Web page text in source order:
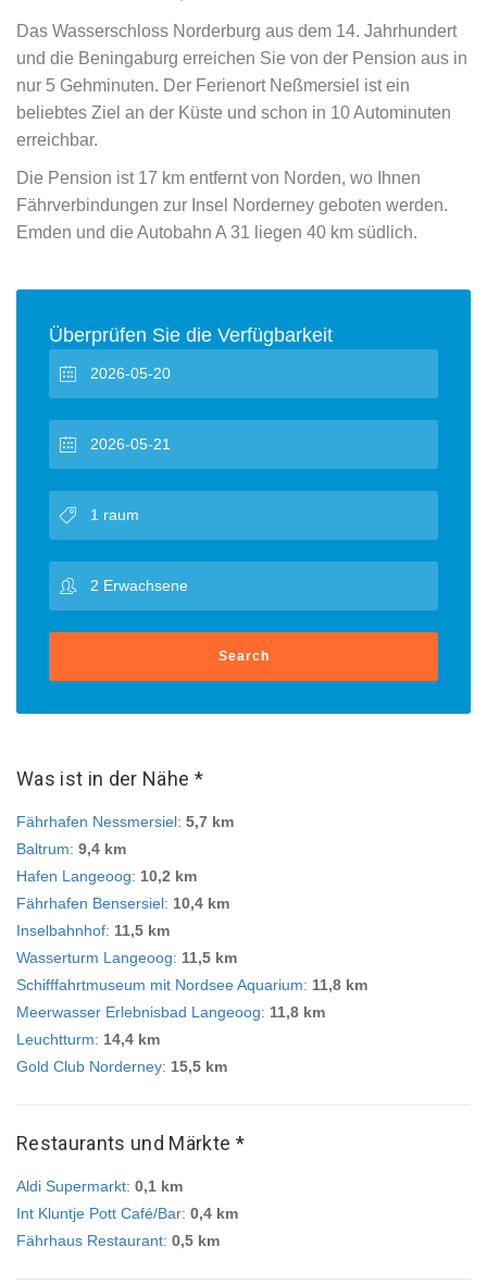
Das Wasserschloss Norderburg aus dem 14. Jahrhundert
und die Beningaburg erreichen Sie von der Pension aus in
nur 5 Gehminuten. Der Ferienort Neßmersiel ist ein
beliebtes Ziel an der Küste und schon in 10 Autominuten
erreichbar.
Die Pension ist 17 km entfernt von Norden, wo Ihnen
Fährverbindungen zur Insel Norderney geboten werden.
Emden und die Autobahn A 31 liegen 40 km südlich.
Überprüfen Sie die Verfügbarkeit
Search
Was ist in der Nähe *
Fährhafen Nessmersiel: 5,7 km
Baltrum: 9,4 km
Hafen Langeoog: 10,2 km
Fährhafen Bensersiel: 10,4 km
Inselbahnhof: 11,5 km
Wasserturm Langeoog: 11,5 km
Schifffahrtmuseum mit Nordsee Aquarium: 11,8 km
Meerwasser Erlebnisbad Langeoog: 11,8 km
Leuchtturm: 14,4 km
Gold Club Norderney: 15,5 km
Restaurants und Märkte *
Aldi Supermarkt: 0,1 km
Int Kluntje Pott Café/Bar: 0,4 km
Fährhaus Restaurant: 0,5 km